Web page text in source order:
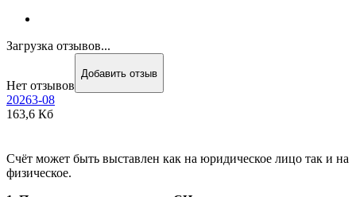
Загрузка отзывов...
Нет отзывов
Добавить отзыв
20263-08
163,6 Кб
Счёт может быть выставлен как на юридическое лицо так и на
физическое.